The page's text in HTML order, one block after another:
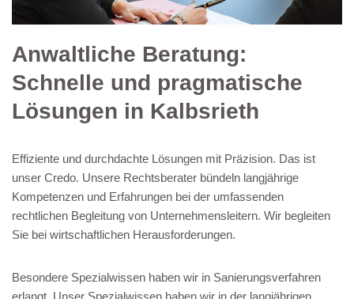
Anwaltliche Beratung:
Schnelle und pragmatische
Lösungen in Kalbsrieth
Effiziente und durchdachte Lösungen mit Präzision. Das ist
unser Credo. Unsere Rechtsberater bündeln langjährige
Kompetenzen und Erfahrungen bei der umfassenden
rechtlichen Begleitung von Unternehmensleitern. Wir begleiten
Sie bei wirtschaftlichen Herausforderungen.
Besondere Spezialwissen haben wir in Sanierungsverfahren